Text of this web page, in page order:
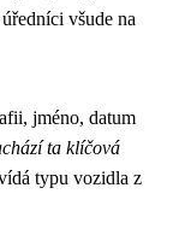
všude na
jméno, datum
ta klíčová
typu vozidla z